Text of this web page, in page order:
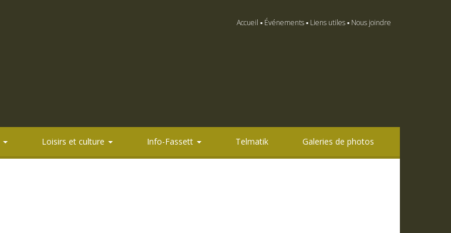
Accueil Événements Liens utiles Nous joindre
Loisirs et culture Info-Fassett Telmatik Galeries de photos